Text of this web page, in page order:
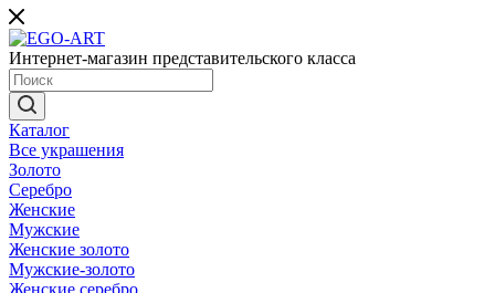
Интернет-магазин представительского класса
Каталог
Все украшения
Золото
Серебро
Женские
Мужские
Женские золото
Мужские-золото
Женские серебро